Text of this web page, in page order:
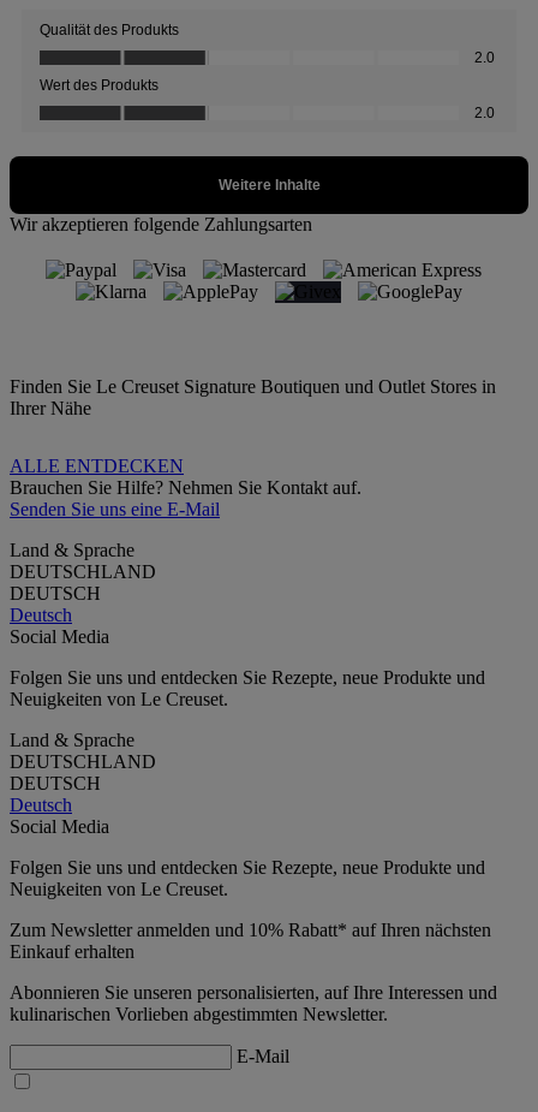
Wir akzeptieren folgende Zahlungsarten
Finden Sie Le Creuset Signature Boutiquen und Outlet Stores in
Ihrer Nähe
ALLE ENTDECKEN
Brauchen Sie Hilfe? Nehmen Sie Kontakt auf.
Senden Sie uns eine E-Mail
Land & Sprache
DEUTSCHLAND
DEUTSCH
Deutsch
Social Media
Folgen Sie uns und entdecken Sie Rezepte, neue Produkte und
Neuigkeiten von Le Creuset.
Land & Sprache
DEUTSCHLAND
DEUTSCH
Deutsch
Social Media
Folgen Sie uns und entdecken Sie Rezepte, neue Produkte und
Neuigkeiten von Le Creuset.
Zum Newsletter anmelden und 10% Rabatt* auf Ihren nächsten
Einkauf erhalten
Abonnieren Sie unseren personalisierten, auf Ihre Interessen und
kulinarischen Vorlieben abgestimmten Newsletter.
E-Mail